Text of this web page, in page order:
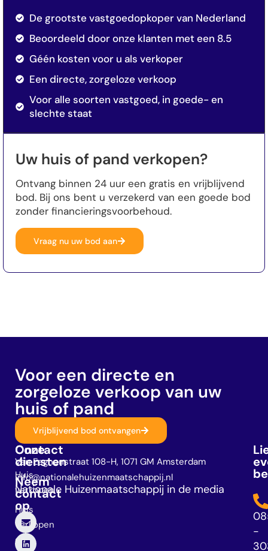
De grootste vastgoedopkoper van Nederland
Beoordeeld door onze klanten met een 8.5
Géén kosten voor u als verkoper
Een directe, zorgeloze verkoop
Voor alle soorten vastgoed, in goede- en
slechte staat
Uw huis of pand verkopen?
Ontvang binnen 24 uur een gratis en vrijblijvend
bod. Bij ons bent u verzekerd van een goede bod
zonder financieringsvoorbehoud.
Vraag nu uw bod aan
Voor een directe en
zorgeloze verkoop van uw
huis of pand
Vrijblijvend bod ontvangen
Neem
contact
op
Onze
diensten
Huis
verkopen
Huis
verkopen
en
Contact
Van Eeghenstraat 108-H, 1071 GM Amsterdam
info@nationalehuizenmaatschappij.nl
Nationale Huizenmaatschappij in de media
-